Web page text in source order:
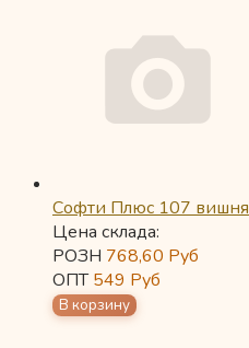
Софти Плюс 107 вишня
Цена склада:
РОЗН 768,60 Руб
ОПТ549 Руб